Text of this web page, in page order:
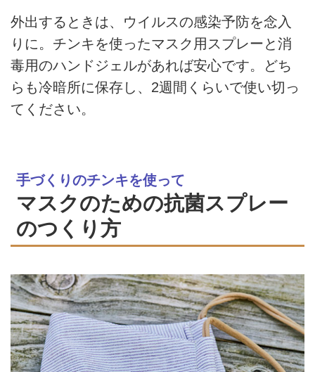
外出するときは、ウイルスの感染予防を念入
りに。チンキを使ったマスク用スプレーと消
毒用のハンドジェルがあれば安心です。どち
らも冷暗所に保存し、2週間くらいで使い切っ
てください。
手づくりのチンキを使って
マスクのための抗菌スプレー
のつくり方